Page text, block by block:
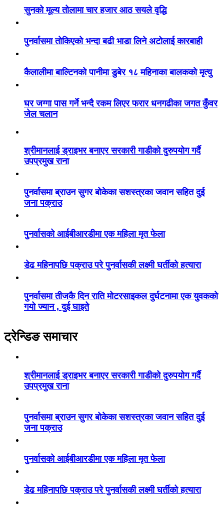
सुनको मूल्य तोलामा चार हजार आठ सयले वृद्धि
पुनर्वासमा तोकिएको भन्दा बढी भाडा लिने अटोलाई कारबाही
कैलालीमा बाल्टिनको पानीमा डुबेर १८ महिनाका बालकको मृत्यु
घर जग्गा पास गर्ने भन्दै रकम लिएर फरार धनगढीका जगत कुँवर
जेल चलान
श्रीमानलाई ड्राइभर बनाएर सरकारी गाडीको दुरुपयोग गर्दै
उपप्रमुख राना
पुनर्वासमा ब्राउन सुगर बोकेका सशस्त्रका जवान सहित दुई
जना पक्राउ
पुनर्वासको आईबीआरडीमा एक महिला मृत फेला
डेढ महिनापछि पक्राउ परे पुनर्वासकी लक्ष्मी घर्तीको हत्यारा
पुनर्वासमा तीजकै दिन राति मोटरसाइकल दुर्घटनामा एक युवकको
गयो ज्यान , दुई घाइते
ट्रेन्डिङ समाचार
श्रीमानलाई ड्राइभर बनाएर सरकारी गाडीको दुरुपयोग गर्दै
उपप्रमुख राना
पुनर्वासमा ब्राउन सुगर बोकेका सशस्त्रका जवान सहित दुई
जना पक्राउ
पुनर्वासको आईबीआरडीमा एक महिला मृत फेला
डेढ महिनापछि पक्राउ परे पुनर्वासकी लक्ष्मी घर्तीको हत्यारा